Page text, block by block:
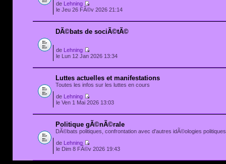
de
Lehning
le Jeu 26 FÃ©v 2026 21:14
DÃ©bats de sociÃ©tÃ©
de
Lehning
le Lun 12 Jan 2026 13:34
Luttes actuelles et manifestations
Toutes les infos sur les luttes en cours
de
Lehning
le Ven 1 Mai 2026 13:03
Politique gÃ©nÃ©rale
DÃ©bats politiques, confrontation avec d'autres idÃ©ologies
de
Lehning
le Dim 8 FÃ©v 2026 19:43